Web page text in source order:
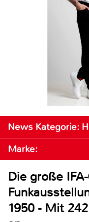
News Kategorie:
Marke:
Die große
1950 - Mit